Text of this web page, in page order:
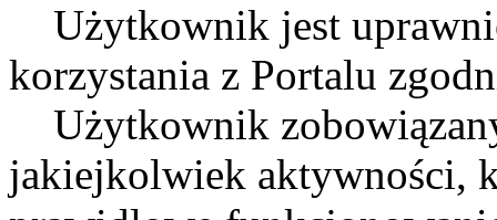
Użytkownik jest
korzystania z Portalu
Użytkownik
jakiejkolwiek aktywności,